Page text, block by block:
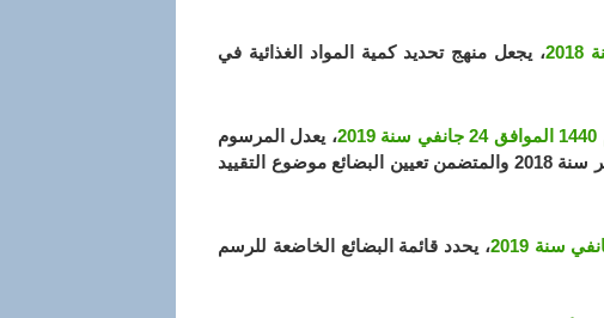
، يجعل منهج تحديد كمية المواد الغذائية في
، يعدل المرسوم
التنفيذي رقم 18-02 المؤرخ في 19 ربيع الثاني عام 1439 الموافق 7 يناير سنة 2018 والمتضمن تعيين البضائع موضوع التقييد
، يحدد قائمة البضائع الخاضعة للرسم